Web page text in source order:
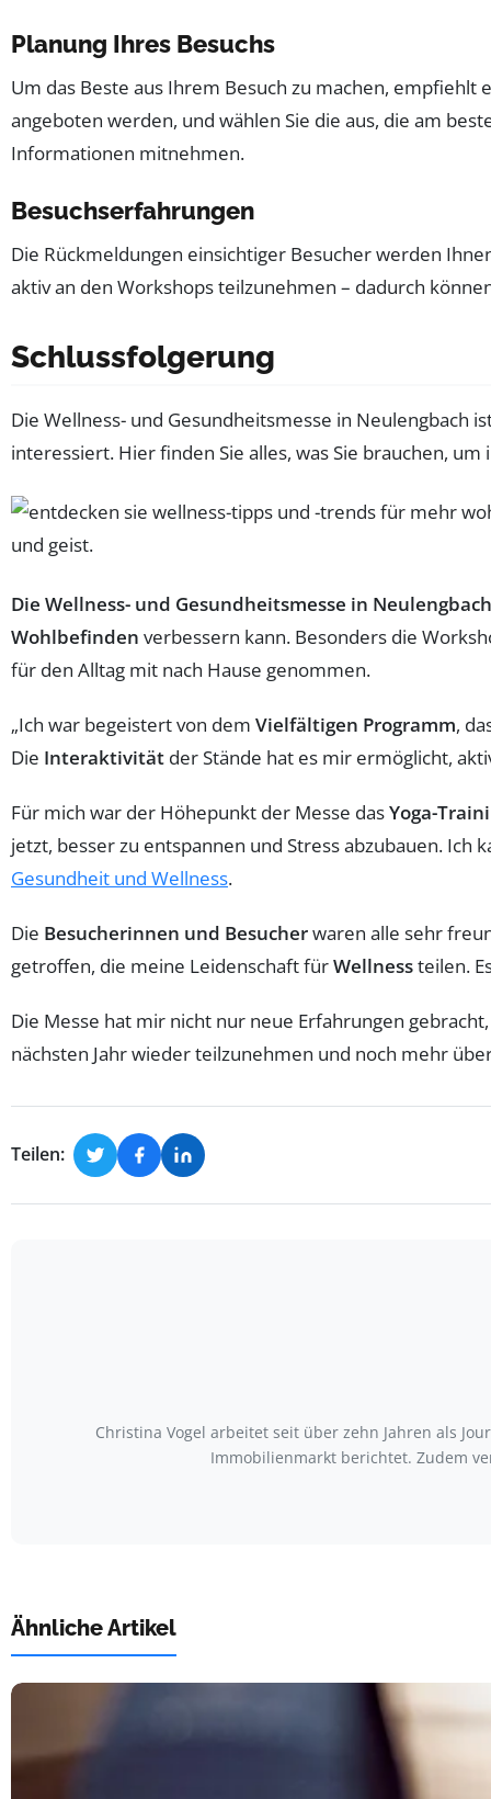
Planung Ihres Besuchs
Um das Beste aus Ihrem Besuch zu machen,
angeboten werden, und wählen Sie die aus, die am
Informationen mitnehmen.
Besuchserfahrungen
Die Rückmeldungen einsichtiger Besucher werden
aktiv an den Workshops teilzunehmen – dadurch
Schlussfolgerung
Die Wellness- und Gesundheitsmesse in Neulengbach
interessiert. Hier finden Sie alles, was Sie brauchen,
Die Wellness- und Gesundheitsmesse in Neulengbach
Wohlbefinden verbessern kann. Besonders die
für den Alltag mit nach Hause genommen.
„Ich war begeistert von dem Vielfältigen Programm,
Die Interaktivität der Stände hat es mir ermöglicht,
Für mich war der Höhepunkt der Messe dasYoga-
jetzt, besser zu entspannen und Stress abzubauen.
Gesundheit und Wellness.
Die Besucherinnen und Besucherwaren alle sehr
getroffen, die meine Leidenschaft fürWellnessteilen.
Die Messe hat mir nicht nur neue Erfahrungen
nächsten Jahr wieder teilzunehmen und noch mehr
Teilen:
Christina Vogel arbeitet seit über zehn Jahren als
Immobilienmarkt berichtet. Zudem
Ähnliche Artikel